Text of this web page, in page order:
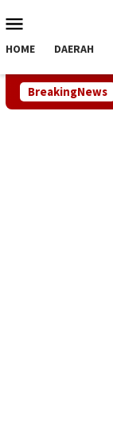
ke
Mobile
HOME DAERAH
BreakingNews
Kompeten